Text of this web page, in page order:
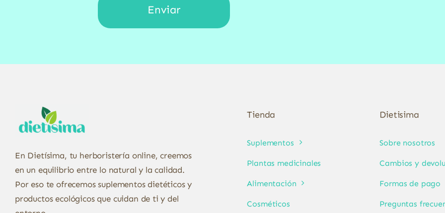
En Dietísima, tu herboristería online, creemos
en un equilibrio entre lo natural y la calidad.
Por eso te ofrecemos suplementos dietéticos y
productos ecológicos que cuidan de ti y del
Tienda
Suplementos
Plantas medicinales
Alimentación
Cosméticos
Dietisima
Sobre nosotros
Cambios y
Formas de pago
Preguntas